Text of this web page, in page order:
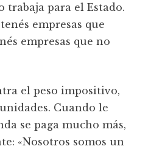
trabaja para el Estado.
empresas que
empresas que no
el peso impositivo,
Cuando le
se paga mucho más,
«Nosotros somos un